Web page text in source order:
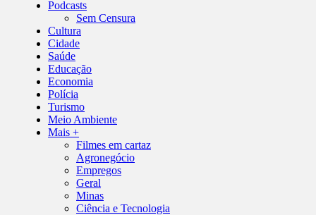
Podcasts
Sem Censura
Cultura
Cidade
Saúde
Educação
Economia
Polícia
Turismo
Meio Ambiente
Mais +
Filmes em cartaz
Agronegócio
Empregos
Geral
Minas
Ciência e Tecnologia